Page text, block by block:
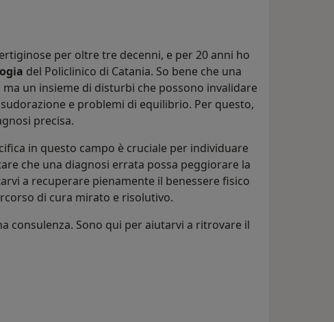
per oltre tre decenni, e per 20 anni ho
del Policlinico di Catania. So bene che una
un insieme di disturbi che possono invalidare
e problemi di equilibrio. Per questo,
precisa.
in questo campo è cruciale per individuare
che una diagnosi errata possa peggiorare la
a recuperare pienamente il benessere fisico
di cura mirato e risolutivo.
consulenza. Sono qui per aiutarvi a ritrovare il